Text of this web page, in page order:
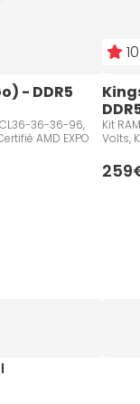
- DDR5
CL36-36-36-96,
AMD EXPO
Kit
Volts,